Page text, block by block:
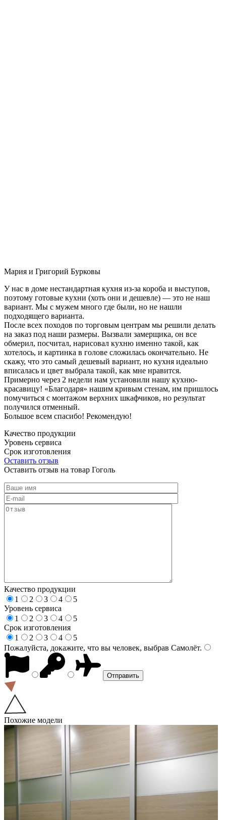
Мария и Григорий Бурковы
У нас в доме нестандартная кухня из-за короба и выступов,
поэтому готовые кухни (хоть они и дешевле) — это не наш
вариант. Мы с мужем много где были, но не нашли
подходящего варианта.
После всех походов по торговым центрам мы решили делать
на заказ под наши размеры. Вызвали замерщика, он все
обмерил, посчитал, нарисовал кухню именно такой, как
хотелось, и картинка в голове сложилась окончательно. Не
скажу, что это самый дешевый вариант, но кухня идеально
вписалась и цвет выбрала такой, как мне нравится.
Примерно через 2 недели нам установили нашу кухню-
красавицу! «Благодаря» нашим кривым стенам, им пришлось
помучиться с монтажом верхних шкафчиков, но результат
получился отменный.
Большое всем спасибо! Рекомендую!
Качество продукции
Уровень сервиса
Срок изготовления
Оставить отзыв
Оставить отзыв на товар Гоголь
Качество продукции
1
2 3 4
5
Уровень сервиса
1
2 3 4
5
Срок изготовления
1
2 3 4
5
Пожалуйста, докажите, что вы человек, выбрав Самолёт.
Похожие модели